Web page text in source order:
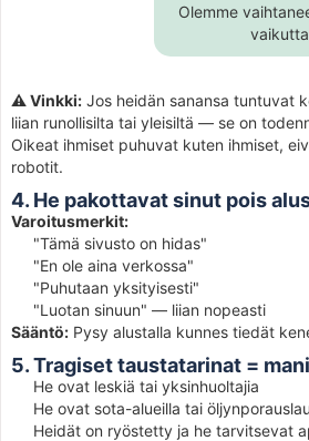
Olemme
⚠️ Vinkki: Jos heidän sanansa tuntuvat
liian runollisilta tai yleisiltä — se on
Oikeat ihmiset puhuvat kuten ihmiset,
robotit.
4. He pakottavat sinut pois
Varoitusmerkit:
"Tämä sivusto on hidas"
"En ole aina verkossa"
"Puhutaan yksityisesti"
"Luotan sinuun" — liian nopeasti
Sääntö: Pysy alustalla kunnes tiedät
5. Tragiset taustatarinat =
He ovat leskiä tai yksinhuoltajia
He ovat sota-alueilla tai
Heidät on ryöstetty ja he tarvitsevat